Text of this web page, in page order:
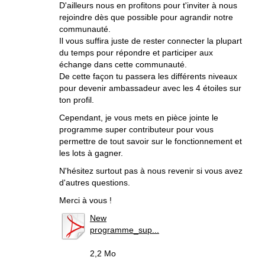
D'ailleurs nous en profitons pour t'inviter à nous
rejoindre dès que possible pour agrandir notre
communauté.
Il vous suffira juste de rester connecter la plupart
du temps pour répondre et participer aux
échange dans cette communauté.
De cette façon tu passera les différents niveaux
pour devenir ambassadeur avec les 4 étoiles sur
ton profil.
Cependant, je vous mets en pièce jointe le
programme super contributeur pour vous
permettre de tout savoir sur le fonctionnement et
les lots à gagner.
N'hésitez surtout pas à nous revenir si vous avez
d'autres questions.
Merci à vous !
New
programme_sup...
2,2 Mo